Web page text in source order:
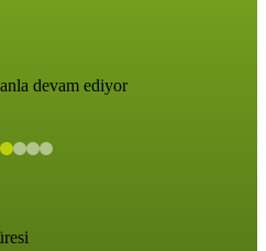
devam ediyor